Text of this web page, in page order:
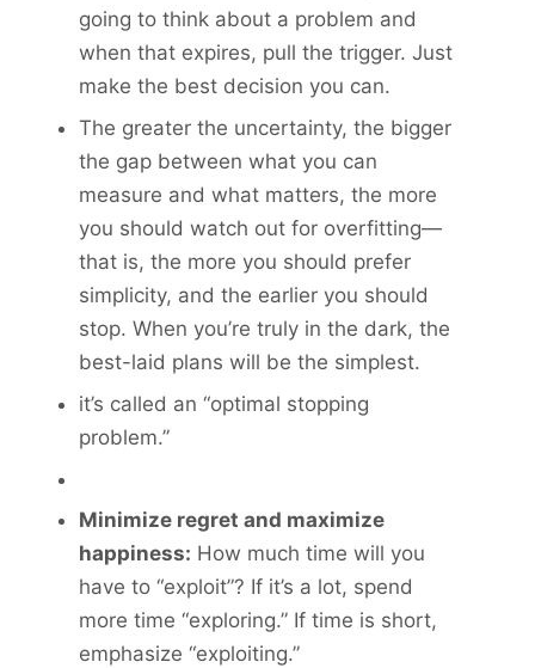
going to think about a problem and
when that expires, pull the trigger. Just
make the best decision you can.
The greater the uncertainty, the bigger
the gap between what you can
measure and what matters, the more
you should watch out for overfitting—
that is, the more you should prefer
simplicity, and the earlier you should
stop. When you’re truly in the dark, the
best-laid plans will be the simplest.
it’s called an “optimal stopping
problem.”
Minimize regret and maximize
happiness: How much time will you
have to “exploit”? If it’s a lot, spend
more time “exploring.” If time is short,
emphasize “exploiting.”